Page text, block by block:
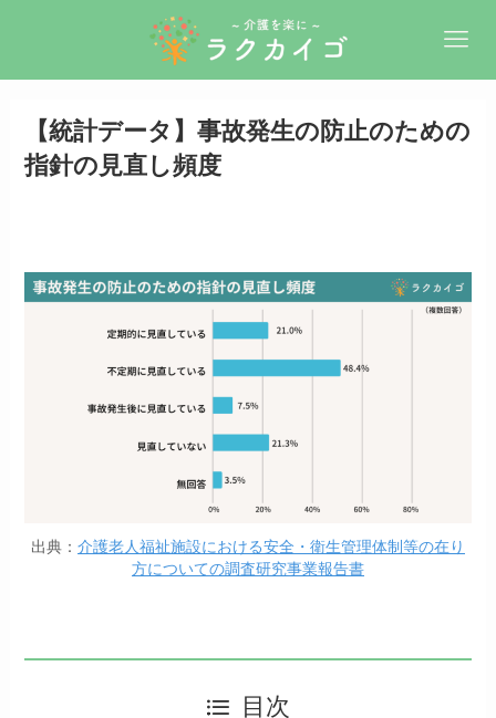
【統計データ】事故発生の防止のための
指針の見直し頻度
出典： 介護老人福祉施設における安全・衛生管理体制等の在り
方についての調査研究事業報告書
目次